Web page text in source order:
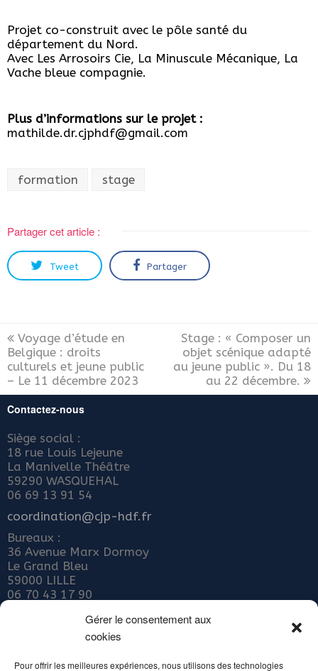
Gérer le consentement aux
cookies
Pour offrir les meilleures expériences, nous utilisons des technologies
Projet co-construit avec le pôle santé du
département du Nord.
Avec Les Arrosoirs Cie, La Minuscule Mécanique, La
Vache bleue compagnie.
Plus d’informations sur le projet :
mathilde.dr.cjphdf@gmail.com
formation stage
Partager cet article :
Tweet Partager
Voyage d’étude en
Belgique : droits
culturels et jeune public
– Le 11 décembre 2023
Stage : « Composer un
objet scénique adapté
au jeune public ». Du 18
au 22 décembre.
Contactez-nous
Siège social :
18 rue Louis Lejeune
La Manivelle Théâtre
59290 WASQUEHAL
06 69 13 91 54
coordination@cjp-hdf.fr
Bureaux :
36 Avenue Marx Dormoy
Le Grand Bleu
59000 LILLE
06 70 43 17 90
ADHÉRER AU COLLECTIF JEUNE PUBLIC
Abonnez-vous à notre newsletter